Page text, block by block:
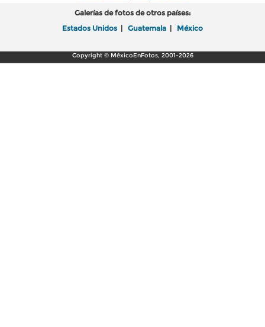
Galerías de fotos de otros países:
Estados Unidos | Guatemala | México
Copyright © MéxicoEnFotos, 2001-2026